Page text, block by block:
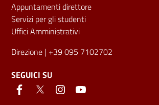
Appuntamenti direttore
Servizi per gli studenti
Uffici Amministrativi
Direzione | +39 095 7102702
SEGUICI SU